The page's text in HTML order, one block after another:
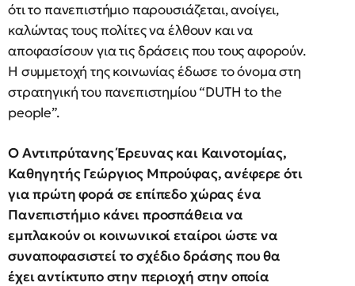
ότι το πανεπιστήμιο παρουσιάζεται, ανοίγει,
καλώντας τους πολίτες να έλθουν και να
αποφασίσουν για τις δράσεις που τους αφορούν.
Η συμμετοχή της κοινωνίας έδωσε το όνομα στη
στρατηγική του πανεπιστημίου “DUTH to the
people”.
Ο Αντιπρύτανης Έρευνας και Καινοτομίας,
Καθηγητής Γεώργιος Μπρούφας, ανέφερε ότι
για πρώτη φορά σε επίπεδο χώρας ένα
Πανεπιστήμιο κάνει προσπάθεια να
εμπλακούν οι κοινωνικοί εταίροι ώστε να
συναποφασιστεί το σχέδιο δράσης που θα
έχει αντίκτυπο στην περιοχή στην οποία